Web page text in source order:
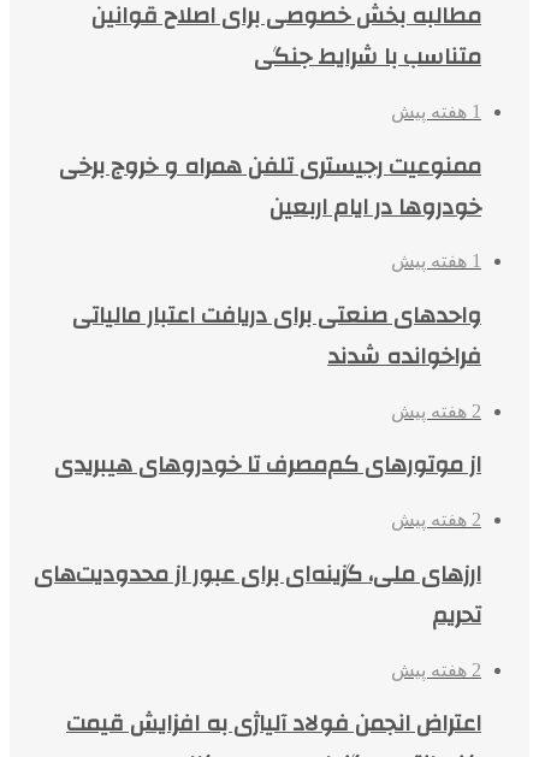
مطالبه بخش خصوصی برای اصلاح قوانین
متناسب با شرایط جنگی
1 هفته پیش
ممنوعیت رجیستری تلفن همراه و خروج برخی
خودروها در ایام اربعین
1 هفته پیش
واحدهای صنعتی برای دریافت اعتبار مالیاتی
فراخوانده شدند
2 هفته پیش
از موتورهای کم‌مصرف تا خودروهای هیبریدی
2 هفته پیش
ارزهای ملی، گزینه‌ای برای عبور از محدودیت‌های
تحریم
2 هفته پیش
اعتراض انجمن فولاد آلیاژی به افزایش قیمت